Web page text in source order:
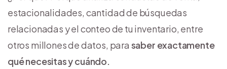
estacionalidades, cantidad de búsquedas
relacionadas y el conteo de tu inventario, entre
otros millones de datos, para saber exactamente
qué necesitas y cuándo.